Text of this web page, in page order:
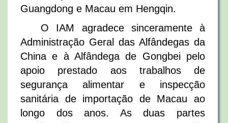
Guangdong e Macau em Hengqin.
O IAM agradece sinceramente à
Administração Geral das Alfândegas da
China e à Alfândega de Gongbei pelo
apoio prestado aos trabalhos de
segurança alimentar e inspecção
sanitária de importação de Macau ao
longo dos anos. As duas partes